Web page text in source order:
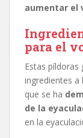
aumentar el
para el
Estas
ingredientes a
que se ha
de la
en la